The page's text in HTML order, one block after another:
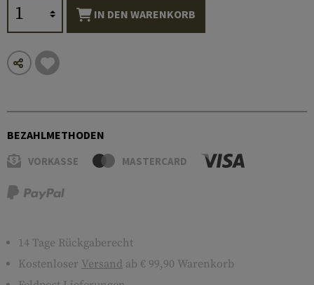
IN DEN WARENKORB
BEZAHLMETHODEN
VORKASSE MASTERCARD
14 Tage Rückgaberecht
Kostenloser Versand ab € 99,90 Warenkorb